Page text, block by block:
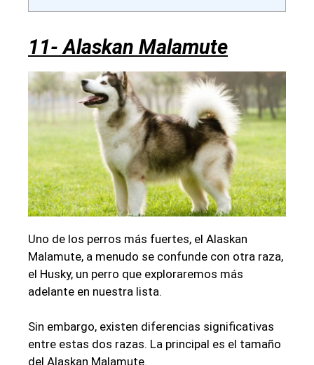
11- Alaskan Malamute
Uno de los perros más fuertes, el Alaskan
Malamute, a menudo se confunde con otra raza,
el Husky, un perro que exploraremos más
adelante en nuestra lista.
Sin embargo, existen diferencias significativas
entre estas dos razas. La principal es el tamaño
del Alaskan Malamute.